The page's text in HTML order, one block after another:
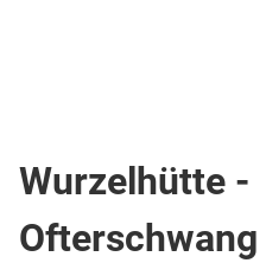
Wurzelhütte -
Ofterschwang